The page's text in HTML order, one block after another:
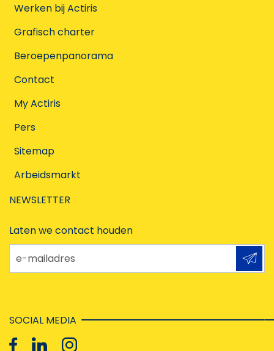
Werken bij Actiris
Grafisch charter
Beroepenpanorama
Contact
My Actiris
Pers
Sitemap
Arbeidsmarkt
NEWSLETTER
Laten we contact houden
e-mailadres
SOCIAL MEDIA